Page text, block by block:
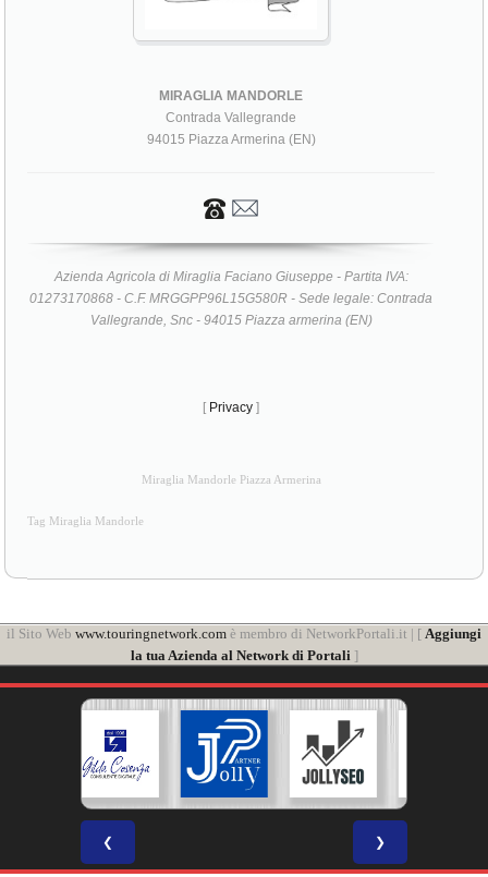
MIRAGLIA MANDORLE
Contrada Vallegrande
94015 Piazza Armerina (EN)
Azienda Agricola di Miraglia Faciano Giuseppe - Partita IVA:
01273170868 - C.F. MRGGPP96L15G580R - Sede legale: Contrada
Vallegrande, Snc - 94015 Piazza armerina (EN)
[ Privacy ]
Miraglia Mandorle Piazza Armerina
Tag Miraglia Mandorle
il Sito Web www.touringnetwork.com è membro di NetworkPortali.it | [ Aggiungi
la tua Azienda al Network di Portali ]
❮ ❯